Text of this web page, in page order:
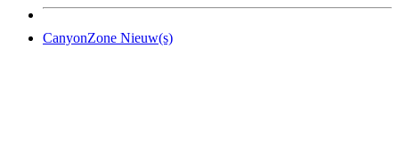
CanyonZone Nieuw(s)